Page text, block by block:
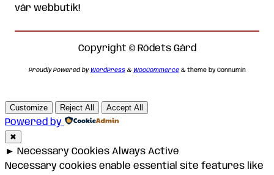
vår webbutik!
Copyright © Rödets Gård
Proudly Powered by WordPress& WooCommerce& theme by Connumin
Customize Reject All Accept All
Powered by
✖
► Necessary Cookies Always Active
Necessary cookies enable essential site features like